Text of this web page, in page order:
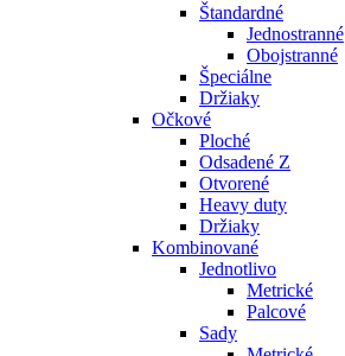
Štandardné
Jednostranné
Obojstranné
Špeciálne
Držiaky
Očkové
Ploché
Odsadené Z
Otvorené
Heavy duty
Držiaky
Kombinované
Jednotlivo
Metrické
Palcové
Sady